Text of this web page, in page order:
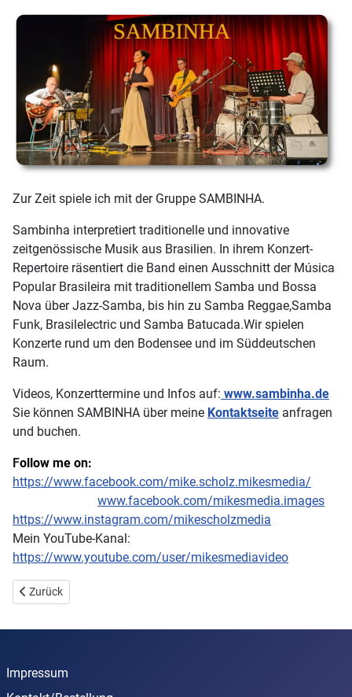
Zur Zeit spiele ich mit der Gruppe SAMBINHA.
Sambinha interpretiert traditionelle und innovative
zeitgenössische Musik aus Brasilien. In ihrem Konzert-
Repertoire räsentiert die Band einen Ausschnitt der Música
Popular Brasileira mit traditionellem Samba und Bossa
Nova über Jazz-Samba, bis hin zu Samba Reggae,Samba
Funk, Brasilelectric und Samba Batucada.Wir spielen
Konzerte rund um den Bodensee und im Süddeutschen
Raum.
Videos, Konzerttermine und Infos auf: www.sambinha.de
Sie können SAMBINHA über meine Kontaktseite anfragen
und buchen.
Follow me on:
https://www.facebook.com/mike.scholz.mikesmedia/
www.facebook.com/mikesmedia.images
https://www.instagram.com/mikescholzmedia
Mein YouTube-Kanal:
https://www.youtube.com/user/mikesmediavideo
Vorheriger Beitrag: Datenschutz
Zurück
Impressum